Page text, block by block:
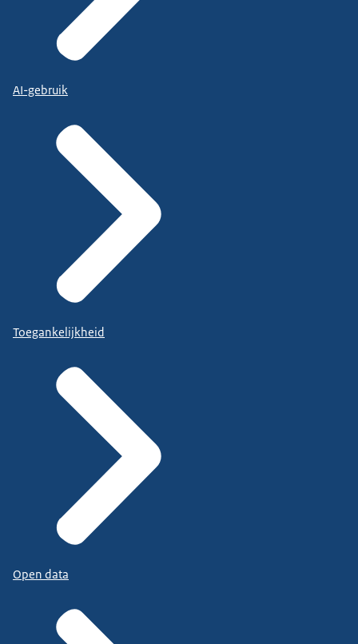
AI-gebruik
Toegankelijkheid
Open data